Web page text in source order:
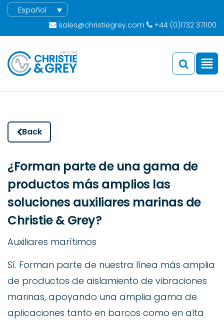
Español
sales@christiegrey.com +44 (0)1732 371100
Back
¿Forman parte de una gama de
productos más amplios las
soluciones auxiliares marinas de
Christie & Grey?
Auxiliares marítimos
Sí. Forman parte de nuestra línea más amplia
de productos de aislamiento de vibraciones
marinas, apoyando una amplia gama de
aplicaciones tanto en barcos como en alta